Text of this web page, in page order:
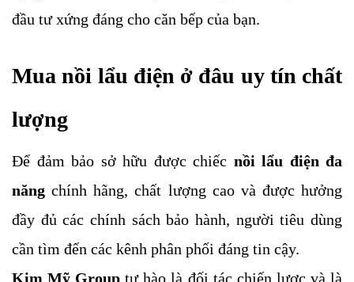
đầu tư xứng đáng cho căn bếp của bạn.
Mua nồi lẩu điện ở đâu uy tín chất
lượng
Để đảm bảo sở hữu được chiếc nồi lẩu điện đa
năngchính hãng, chất lượng cao và được hưởng
đầy đủ các chính sách bảo hành, người tiêu dùng
cần tìm đến các kênh phân phối đáng tin cậy.
Kim Mỹ Group tự hào là đối tác chiến lược và là